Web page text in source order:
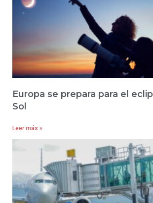
Europa se prepara para el
Sol
Leer más »